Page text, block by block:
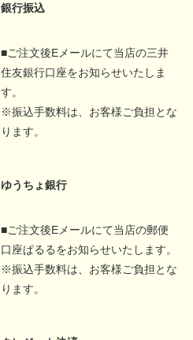
銀行振込
■ご注文後Eメールにて当店の三井
住友銀行口座をお知らせいたしま
す。
※振込手数料は、お客様ご負担とな
ります。
ゆうちょ銀行
■ご注文後Eメールにて当店の郵便
口座ぱるるをお知らせいたします。
※振込手数料は、お客様ご負担とな
ります。